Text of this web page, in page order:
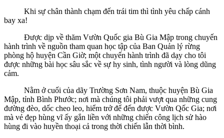
Khi sự chân thành chạm đến trái tim thì tình yêu chấp cánh
bay xa!
Được dịp về thăm Vườn Quốc gia Bù Gia Mập trong chuyến
hành trình về nguồn tham quan học tập của Ban Quản lý rừng
phòng hộ huyện Cần Giờ; một chuyến hành trình đã dạy cho tôi
được những bài học sâu sắc về sự hy sinh, tình người và lòng dũng
cảm.
Nằm ở cuối của dãy Trường Sơn Nam, thuộc huyện Bù Gia
Mập, tỉnh Bình Phước; nơi mà chúng tôi phải vượt qua những cung
đường đèo, dốc cheo leo, hiểm trở để đến được Vườn Qốc Gia; nơi
mà vẻ đẹp hùng vĩ ấy gắn liền với những chiến công lịch sử hào
hùng đi vào huyền thoại cả trong thời chiến lẫn thời bình.